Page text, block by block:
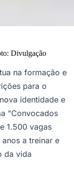
Divulgação
na formação e
para o
identidade e
"Convocados
1.500 vagas
a treinar e
da vida